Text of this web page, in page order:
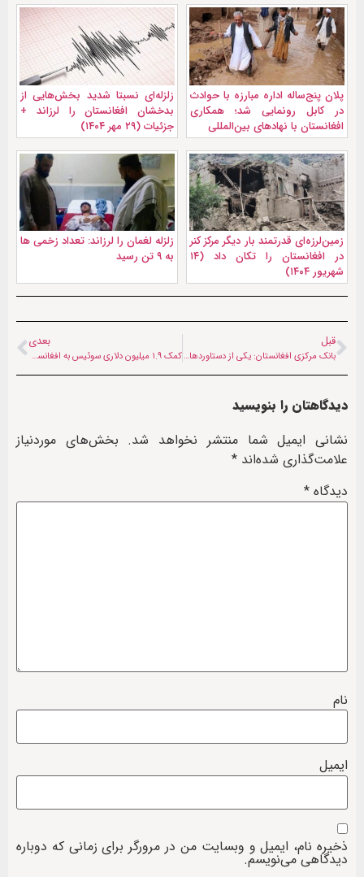
پلان پنج‌ساله اداره مبارزه با حوادث
در کابل رونمایی شد؛ همکاری
افغانستان با نهادهای بین‌المللی
زلزله‌ای نسبتا شدید بخش‌هایی از
بدخشان افغانستان را لرزاند +
جزئیات (۲۹ مهر ۱۴۰۴)
زمین‌لرزه‌ای قدرتمند بار دیگر مرکز کنر
در افغانستان را تکان داد (۱۴
شهریور ۱۴۰۴)
زلزله لغمان را لرزاند: تعداد زخمی ها
به ۹ تن رسید
قبل
بانک مرکزی افغانستان: یکی از دستاوردهای ما حفظ ارزش «افغانی» است
بعدی
کمک ۱.۹ میلیون دلاری سوئیس به افغانستان
دیدگاهتان را بنویسید
نشانی ایمیل شما منتشر نخواهد شد. بخش‌های موردنیاز
علامت‌گذاری شده‌اند *
دیدگاه *
نام
ایمیل
ذخیره نام، ایمیل و وبسایت من در مرورگر برای زمانی که دوباره
دیدگاهی می‌نویسم.